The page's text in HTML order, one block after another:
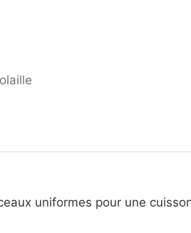
uniformes pour une